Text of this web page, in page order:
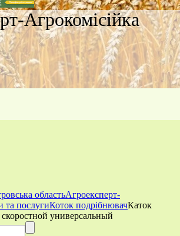
Агрокомісійка
областьАгроексперт-
та послугиКоток подрібнювач​Каток
универсальный